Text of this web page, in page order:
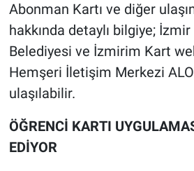
Abonman Kartı ve diğer
hakkında detaylı bilgiye;
Belediyesi ve İzmirim Kart
Hemşeri İletişim Merkezi
ulaşılabilir.
ÖĞRENCİ KARTI
EDİYOR